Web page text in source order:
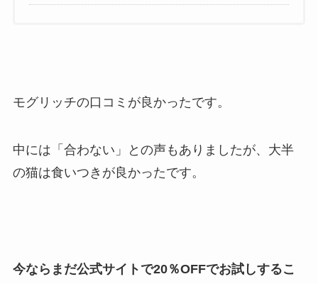
モグリッチの口コミが良かったです。
中には「合わない」との声もありましたが、大半
の猫は食いつきが良かったです。
今ならまだ公式サイトで20％OFFでお試しするこ